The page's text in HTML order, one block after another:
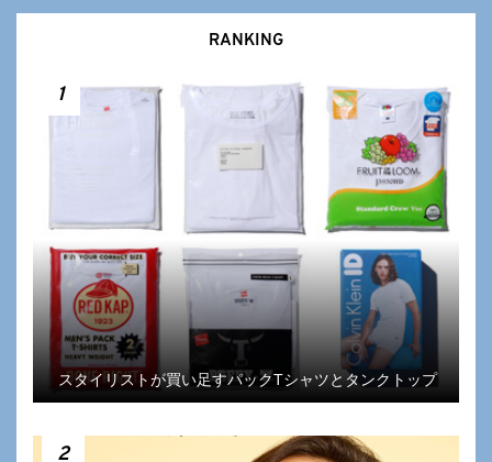
RANKING
1
スタイリストが買い足すパックTシャツとタンクトップ
2